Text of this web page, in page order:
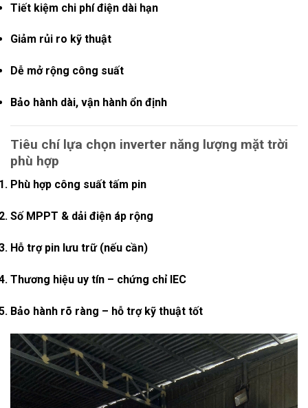
Tiết kiệm chi phí điện dài hạn
Giảm rủi ro kỹ thuật
Dễ mở rộng công suất
Bảo hành dài, vận hành ổn định
Tiêu chí lựa chọn inverter năng lượng mặt trời
phù hợp
Phù hợp công suất tấm pin
Số MPPT & dải điện áp rộng
Hỗ trợ pin lưu trữ (nếu cần)
Thương hiệu uy tín – chứng chỉ IEC
Bảo hành rõ ràng – hỗ trợ kỹ thuật tốt